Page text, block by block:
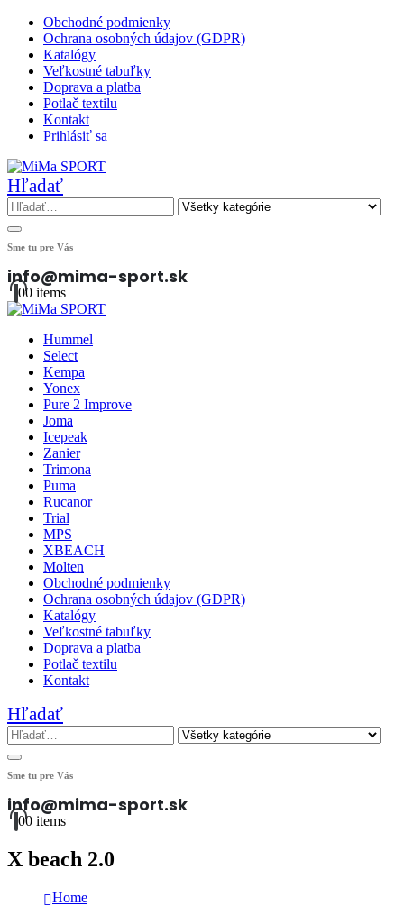
Obchodné podmienky
Ochrana osobných údajov (GDPR)
Katalógy
Veľkostné tabuľky
Doprava a platba
Potlač textilu
Kontakt
Prihlásiť sa
Hľadať
Sme tu pre Vás
info@mima-sport.sk
00 items
Hummel
Select
Kempa
Yonex
Pure 2 Improve
Joma
Icepeak
Zanier
Trimona
Puma
Rucanor
Trial
MPS
XBEACH
Molten
Obchodné podmienky
Ochrana osobných údajov (GDPR)
Katalógy
Veľkostné tabuľky
Doprava a platba
Potlač textilu
Kontakt
Hľadať
Sme tu pre Vás
info@mima-sport.sk
00 items
X beach 2.0
Home